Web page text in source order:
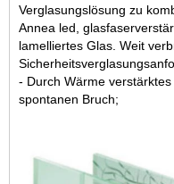
Verglasungslösung zu
Annea led,
lamelliertes Glas. Weit
- Durch Wärme
spontanen Bruch;